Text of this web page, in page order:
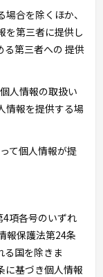
合を除くほか、
を第三者に提供し
る第三者への 提供
人情報の取扱い
情報を提供する場
て個人情報が提
4項各号のいずれ
報保護法第24条
る国を除きま
に基づき個人情報